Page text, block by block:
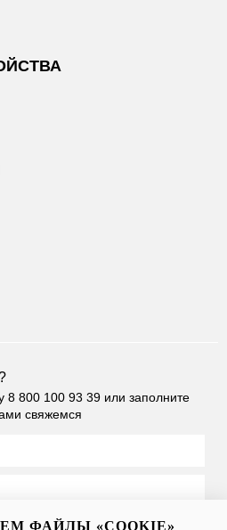
8 800 100 93 39 или заполните
свяжемся
ФАЙЛЫ «COOKIE»